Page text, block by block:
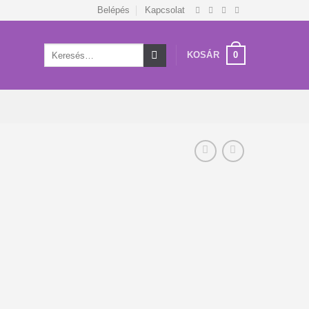
Belépés Kapcsolat
KOSÁR 0